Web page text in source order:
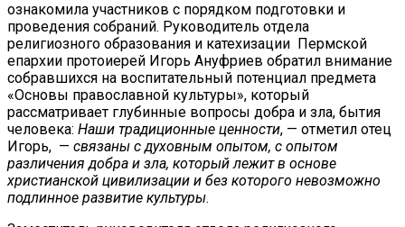
ознакомила участников с порядком подготовки и
проведения собраний. Руководитель отдела
религиозного образования и катехизации Пермской
епархии протоиерей Игорь Ануфриев обратил внимание
собравшихся на воспитательный потенциал предмета
«Основы православной культуры», который
рассматривает глубинные вопросы добра и зла, бытия
человека: Наши традиционные ценности, — отметил отец
Игорь, — связаны с духовным опытом, с опытом
различения добра и зла, который лежит в основе
христианской цивилизации и без которого невозможно
подлинное развитие культуры.